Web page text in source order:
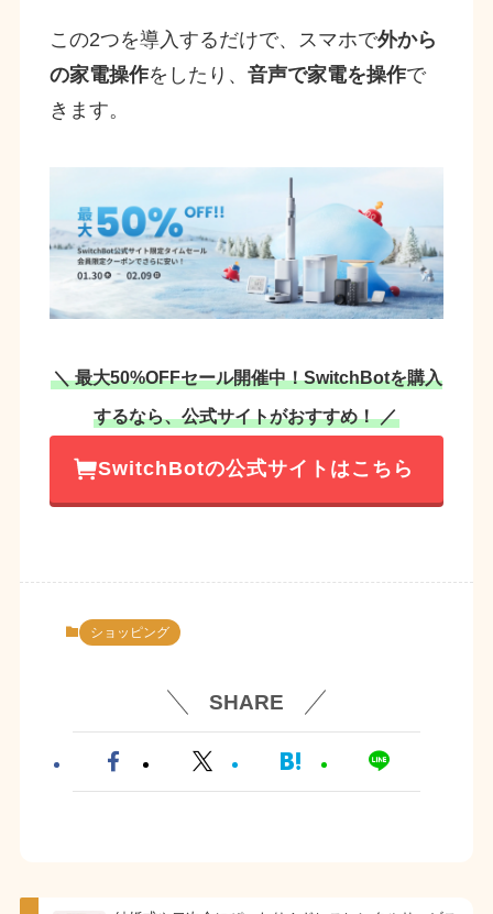
この2つを導入するだけで、スマホで外から
の家電操作をしたり、 音声で家電を操作で
きます。
＼ 最大50%OFFセール開催中！SwitchBotを購入
するなら、公式サイトがおすすめ！ ／
SwitchBotの公式サイトはこちら
ショッピング
SHARE